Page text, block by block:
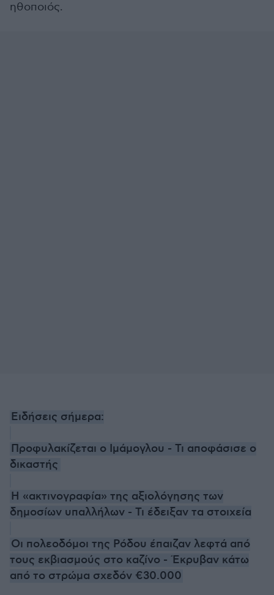
ηθοποιός.
Ειδήσεις σήμερα:
Προφυλακίζεται ο Ιμάμογλου - Τι αποφάσισε ο
δικαστής
Η «ακτινογραφία» της αξιολόγησης των
δημοσίων υπαλλήλων - Τι έδειξαν τα στοιχεία
Οι πολεοδόμοι της Ρόδου έπαιζαν λεφτά από
τους εκβιασμούς στο καζίνο - Έκρυβαν κάτω
από το στρώμα σχεδόν €30.000